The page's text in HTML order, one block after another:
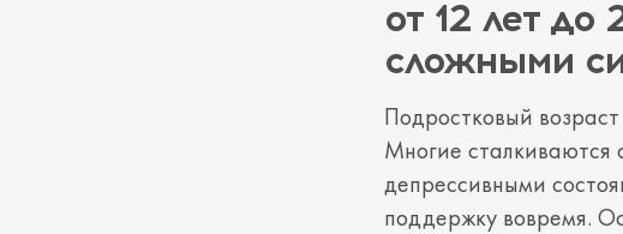
от 12 лет до
сложными
Подростковый
Многие сталкиваются
депрессивными
поддержку вовремя.